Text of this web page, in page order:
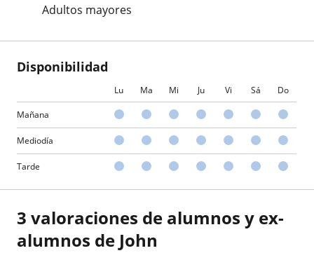
Adultos mayores
Disponibilidad
Lu Ma Mi Ju Vi Sá Do
Mañana
Mediodía
Tarde
3 valoraciones de alumnos y ex-
alumnos de John